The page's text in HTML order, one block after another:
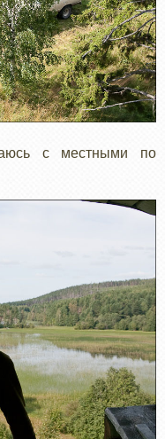
с местными по